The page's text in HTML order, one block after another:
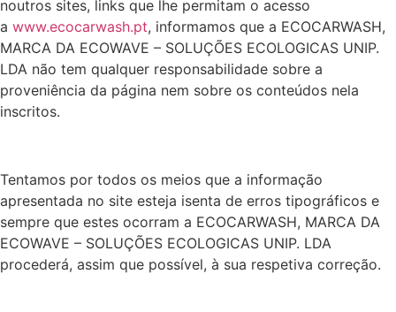
noutros sites, links que lhe permitam o acesso
a www.ecocarwash.pt, informamos que a ECOCARWASH,
MARCA DA ECOWAVE – SOLUÇÕES ECOLOGICAS UNIP.
LDA não tem qualquer responsabilidade sobre a
proveniência da página nem sobre os conteúdos nela
inscritos.
Tentamos por todos os meios que a informação
apresentada no site esteja isenta de erros tipográficos e
sempre que estes ocorram a ECOCARWASH, MARCA DA
ECOWAVE – SOLUÇÕES ECOLOGICAS UNIP. LDA
procederá, assim que possível, à sua respetiva correção.